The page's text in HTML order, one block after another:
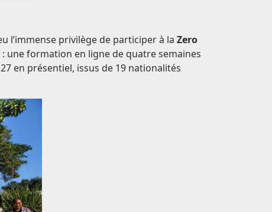
l’immense privilège de participer à la Zero
: une formation en ligne de quatre semaines
en présentiel, issus de 19 nationalités